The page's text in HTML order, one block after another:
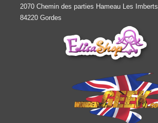
2070 Chemin des parties Hameau Les Imberts
84220 Gordes